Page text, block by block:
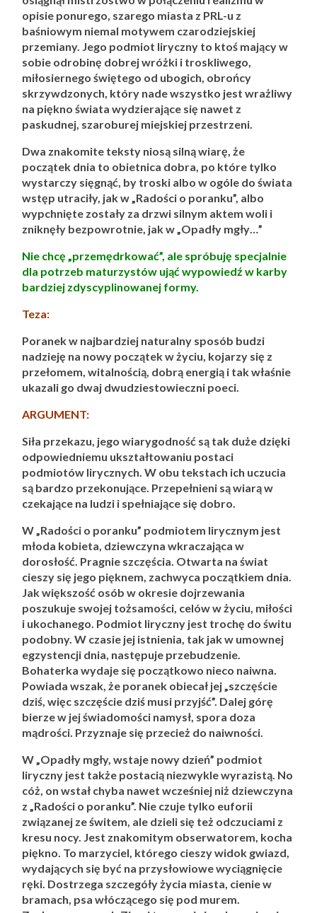
opisie ponurego, szarego miasta z PRL-u z
baśniowym niemal motywem czarodziejskiej
przemiany. Jego podmiot liryczny to ktoś mający w
sobie odrobinę dobrej wróżki i troskliwego,
miłosiernego świętego od ubogich, obrońcy
skrzywdzonych, który nade wszystko jest wrażliwy
na piękno świata wydzierające się nawet z
paskudnej, szaroburej miejskiej przestrzeni.
Dwa znakomite teksty niosą silną wiarę, że
początek dnia to obietnica dobra, po które tylko
wystarczy sięgnąć, by troski albo w ogóle do świata
wstęp utraciły, jak w „Radości o poranku”, albo
wypchnięte zostały za drzwi silnym aktem woli i
zniknęły bezpowrotnie, jak w „Opadły mgły…”
Nie chcę „przemędrkować”, ale spróbuję specjalnie
dla potrzeb maturzystów ująć wypowiedź w karby
bardziej zdyscyplinowanej formy.
Teza:
Poranek w najbardziej naturalny sposób budzi
nadzieję na nowy początek w życiu, kojarzy się z
przełomem, witalnością, dobrą energią i tak właśnie
ukazali go dwaj dwudziestowieczni poeci.
ARGUMENT:
Siła przekazu, jego wiarygodność są tak duże dzięki
odpowiedniemu ukształtowaniu postaci
podmiotów lirycznych. W obu tekstach ich uczucia
są bardzo przekonujące. Przepełnieni są wiarą w
czekające na ludzi i spełniające się dobro.
W „Radości o poranku” podmiotem lirycznym jest
młoda kobieta, dziewczyna wkraczająca w
dorosłość. Pragnie szczęścia. Otwarta na świat
cieszy się jego pięknem, zachwyca początkiem dnia.
Jak większość osób w okresie dojrzewania
poszukuje swojej tożsamości, celów w życiu, miłości
i ukochanego. Podmiot liryczny jest trochę do świtu
podobny. W czasie jej istnienia, tak jak w umownej
egzystencji dnia, następuje przebudzenie.
Bohaterka wydaje się początkowo nieco naiwna.
Powiada wszak, że poranek obiecał jej „szczęście
dziś, więc szczęście dziś musi przyjść”. Dalej górę
bierze w jej świadomości namysł, spora doza
mądrości. Przyznaje się przecież do naiwności.
W „Opadły mgły, wstaje nowy dzień” podmiot
liryczny jest także postacią niezwykle wyrazistą. No
cóż, on wstał chyba nawet wcześniej niż dziewczyna
z „Radości o poranku”. Nie czuje tylko euforii
związanej ze świtem, ale dzieli się też odczuciami z
kresu nocy. Jest znakomitym obserwatorem, kocha
piękno. To marzyciel, którego cieszy widok gwiazd,
wydających się być na przysłowiowe wyciągnięcie
ręki. Dostrzega szczegóły życia miasta, cienie w
bramach, psa włóczącego się pod murem.